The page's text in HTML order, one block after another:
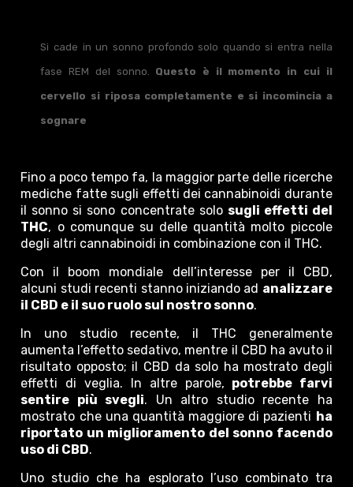
Si cade in un sonno profondo solo quando si entra nella
fase REM del sonno. Questo è il momento in cui il
cervello si riposa completamente e si incomincia a
sognare
Fino a poco tempo fa, la maggior parte delle ricerche
mediche fatte sugli effetti dei cannabinoidi durante
il sonno si sono concentrate solo sugli effetti del
THC, o comunque su delle quantità molto piccole
degli altri cannabinoidi in combinazione con il THC.
Con il boom mondiale dell’interesse per il CBD,
alcuni studi recenti stanno iniziando ad analizzare
il CBD e il suo ruolo sul nostro sonno.
In uno studio recente, il THC generalmente
aumenta l’effetto sedativo, mentre il CBD ha avuto il
risultato opposto; il CBD da solo ha mostrato degli
effetti di veglia. In altre parole, potrebbe farvi
sentire più svegli. Un altro studio recente ha
mostrato che una quantità maggiore di pazienti ha
riportato un miglioramento del sonno facendo
uso di CBD.
Uno studio che ha esplorato l’uso combinato tra